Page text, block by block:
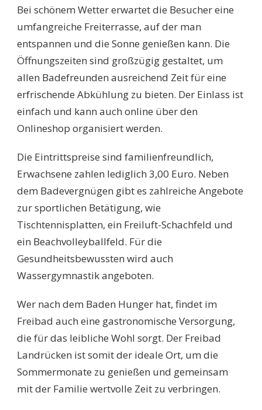
Bei schönem Wetter erwartet die Besucher eine
umfangreiche Freiterrasse, auf der man
entspannen und die Sonne genießen kann. Die
Öffnungszeiten sind großzügig gestaltet, um
allen Badefreunden ausreichend Zeit für eine
erfrischende Abkühlung zu bieten. Der Einlass ist
einfach und kann auch online über den
Onlineshop organisiert werden.
Die Eintrittspreise sind familienfreundlich,
Erwachsene zahlen lediglich 3,00 Euro. Neben
dem Badevergnügen gibt es zahlreiche Angebote
zur sportlichen Betätigung, wie
Tischtennisplatten, ein Freiluft-Schachfeld und
ein Beachvolleyballfeld. Für die
Gesundheitsbewussten wird auch
Wassergymnastik angeboten.
Wer nach dem Baden Hunger hat, findet im
Freibad auch eine gastronomische Versorgung,
die für das leibliche Wohl sorgt. Der Freibad
Landrücken ist somit der ideale Ort, um die
Sommermonate zu genießen und gemeinsam
mit der Familie wertvolle Zeit zu verbringen.